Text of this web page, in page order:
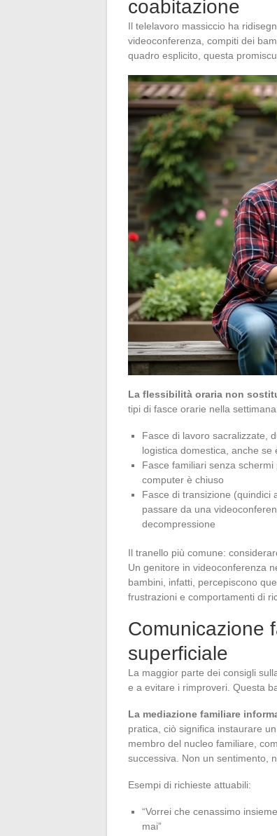
coabitazione
Il telelavoro massiccio ha
videoconferenza, compiti dei
quadro esplicito, questa
La flessibilità oraria non
tipi di fasce orarie nella
Fasce di lavoro sacralizzate,
logistica domestica, anche se
Fasce familiari senza
computer è chiuso
Fasce di transizione (quindici
passare da una
decompressione
Il tranello più comune:
Un genitore in videoconferenza
bambini, infatti, percepiscono
frustrazioni e comportamenti di
Comunicazione
superficiale
La maggior parte dei consigli
e a evitare i rimproveri. Questa
La mediazione familiare
pratica, ciò significa instaurare
membro del nucleo familiare,
successiva. Non un sentimento,
Esempi di richieste attuabili:
“Vorrei che cenassimo
mai”